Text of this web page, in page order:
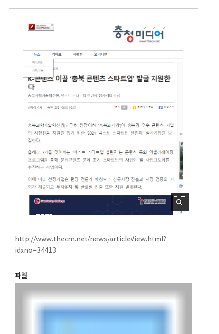
http://www.thecm.net/news/articleView.html?
idxno=34413
파일